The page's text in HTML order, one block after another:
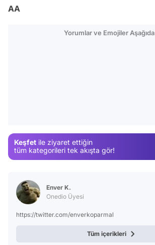
AA
Yorumlar ve Emojiler Aşağıda
Keşfet ile ziyaret ettiğin
tüm kategorileri tek akışta gör!
Enver K.
Onedio Üyesi
https://twitter.com/enverkoparmal
Tüm içerikleri